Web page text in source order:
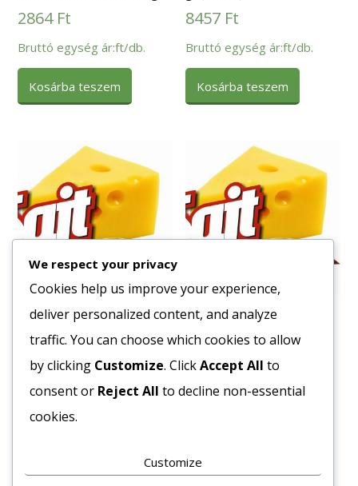
2864 Ft
Bruttó egység ár:ft/db.
Kosárba teszem
8457 Ft
Bruttó egység ár:ft/db.
Kosárba teszem
Hámozott Paradicsom San
Marzano 2550/1660 g
4616Ft
Bruttó egység ár:ft/db.
Szarvasgomba krém 580g
7283Ft
Bruttó egység ár:ft/db.
We respect your privacy
Cookies help us improve your experience,
deliver personalized content, and analyze
traffic. You can choose which cookies to allow
by clicking Customize. ClickAccept All to
consent or Reject All to decline non-essential
cookies.
Customize